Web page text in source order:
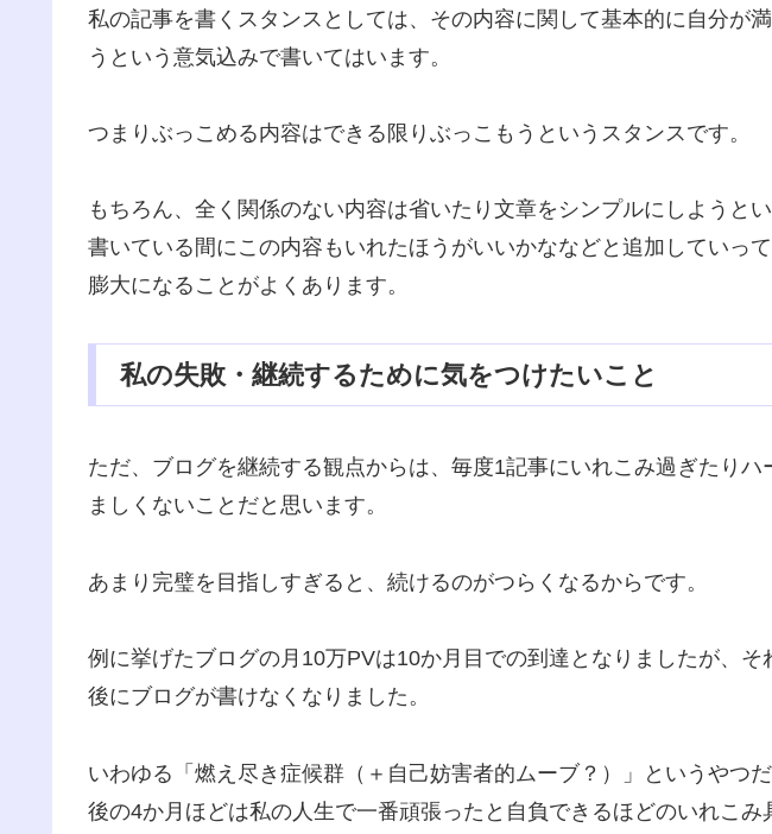
私の記事を書くスタンスとしては、その内容に関して基本的に自分が
うという意気込みで書いてはいます。
つまりぶっこめる内容はできる限りぶっこもうというスタンスです。
もちろん、全く関係のない内容は省いたり文章をシンプルにしようと
書いている間にこの内容もいれたほうがいいかななどと追加していっ
膨大になることがよくあります。
私の失敗・継続するために気をつけたいこと
ただ、ブログを継続する観点からは、毎度1記事にいれこみ過ぎたり
ましくないことだと思います。
あまり完璧を目指しすぎると、続けるのがつらくなるからです。
例に挙げたブログの月10万PVは10か月目での到達となりましたが、そ
後にブログが書けなくなりました。
いわゆる「燃え尽き症候群（＋自己妨害者的ムーブ？）」というやつ
後の4か月ほどは私の人生で一番頑張ったと自負できるほどのいれこみ